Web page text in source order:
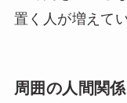
置く人が増えて
周囲の人間関